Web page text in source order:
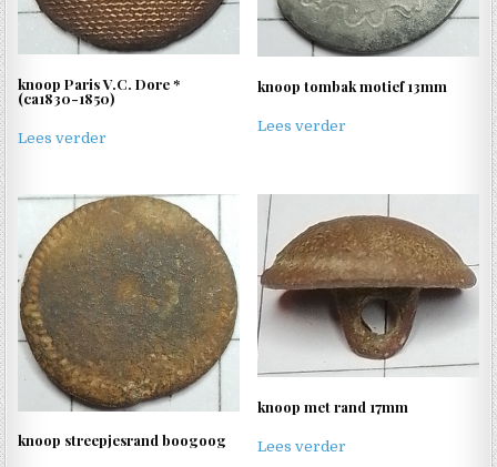
knoop Paris V.C. Dore *
(ca1830-1850)
Lees verder
knoop tombak motief 13mm
Lees verder
knoop streepjesrand boogoog
knoop met rand 17mm
Lees verder